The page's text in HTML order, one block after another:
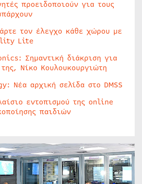
προειδοποιούν για τους
τον έλεγχο κάθε χώρου με
Lite
Σημαντική διάκριση για
Νίκο Κουλουκουργιώτη
Νέα αρχική σελίδα στο DMSS
εντοπισμού της online
παιδιών